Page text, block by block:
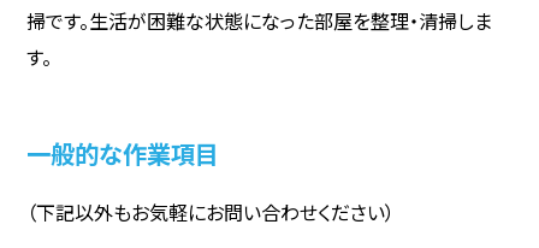
掃です。生活が困難な状態になった部屋を整理・清掃しま
す。
一般的な作業項目
（下記以外もお気軽にお問い合わせください）